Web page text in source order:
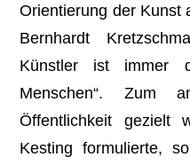
Orientierung der Kunst
Bernhardt
Künstler ist immer
Menschen“. Zum
Öffentlichkeit gezielt
Kesting formulierte,